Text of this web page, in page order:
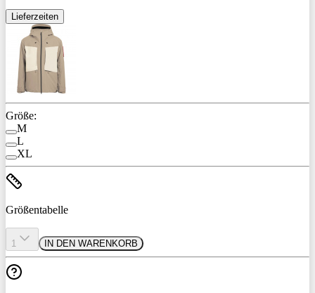
Lieferzeiten
Größe:
M
L
XL
Größentabelle
1 IN DEN WARENKORB